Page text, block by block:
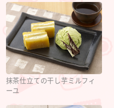
抹茶仕立ての干し芋ミルフィ
ーユ